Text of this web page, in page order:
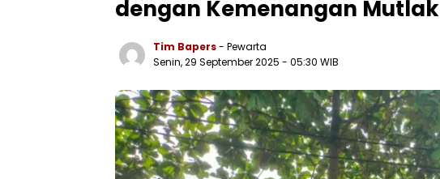
dengan Kemenangan Mutlak
Tim Bapers- Pewarta
Senin, 29 September 2025 - 05:30 WIB